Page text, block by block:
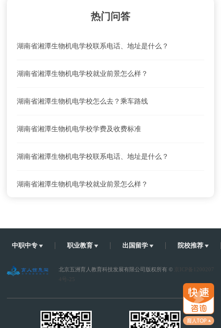
热门问答
湖南省湘潭生物机电学校联系电话、地址是什么？
湖南省湘潭生物机电学校就业前景怎么样？
湖南省湘潭生物机电学校怎么去？乘车路线
湖南省湘潭生物机电学校学费及收费标准
湖南省湘潭生物机电学校联系电话、地址是什么？
湖南省湘潭生物机电学校就业前景怎么样？
中职中专
职业教育 出国留学 院校推荐
北京五洲育人教育科技发展有限公司版权所有 ©
京ICP备1200207
4号-25